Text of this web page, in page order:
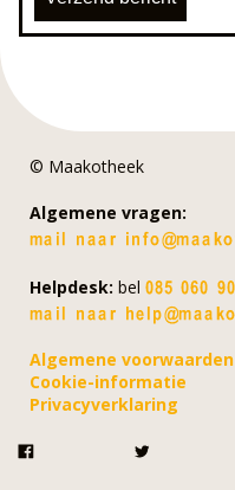
© Maakotheek
Algemene vragen:
Helpdesk: bel
Algemene voorwaarden
Cookie-informatie
Privacyverklaring